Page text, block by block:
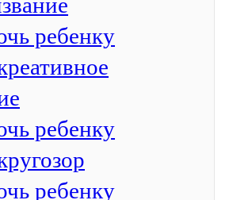
ребенку
ребенку
ребенку